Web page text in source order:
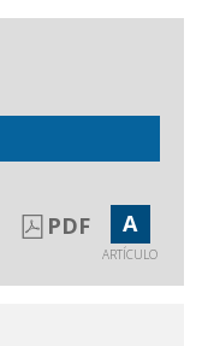
PDF A
ARTÍCULO